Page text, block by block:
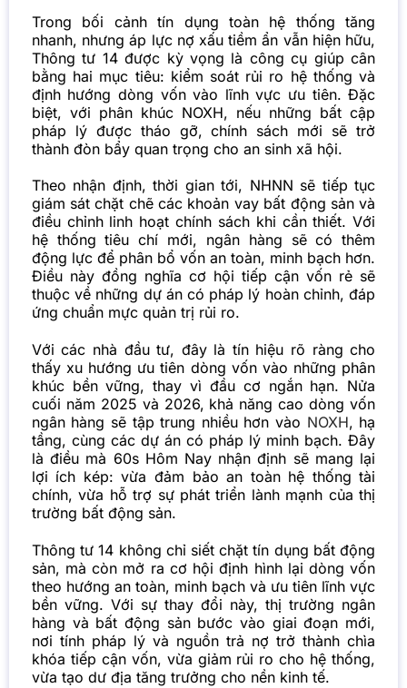
Trong bối cảnh tín dụng toàn hệ thống tăng
nhanh, nhưng áp lực nợ xấu tiềm ẩn vẫn hiện hữu,
Thông tư 14 được kỳ vọng là công cụ giúp cân
bằng hai mục tiêu: kiểm soát rủi ro hệ thống và
định hướng dòng vốn vào lĩnh vực ưu tiên. Đặc
biệt, với phân khúc NOXH, nếu những bất cập
pháp lý được tháo gỡ, chính sách mới sẽ trở
thành đòn bẩy quan trọng cho an sinh xã hội.
Theo nhận định, thời gian tới, NHNN sẽ tiếp tục
giám sát chặt chẽ các khoản vay bất động sản và
điều chỉnh linh hoạt chính sách khi cần thiết. Với
hệ thống tiêu chí mới, ngân hàng sẽ có thêm
động lực để phân bổ vốn an toàn, minh bạch hơn.
Điều này đồng nghĩa cơ hội tiếp cận vốn rẻ sẽ
thuộc về những dự án có pháp lý hoàn chỉnh, đáp
ứng chuẩn mực quản trị rủi ro.
Với các nhà đầu tư, đây là tín hiệu rõ ràng cho
thấy xu hướng ưu tiên dòng vốn vào những phân
khúc bền vững, thay vì đầu cơ ngắn hạn. Nửa
cuối năm 2025 và 2026, khả năng cao dòng vốn
ngân hàng sẽ tập trung nhiều hơn vào NOXH, hạ
tầng, cùng các dự án có pháp lý minh bạch. Đây
là điều mà 60s Hôm Nay nhận định sẽ mang lại
lợi ích kép: vừa đảm bảo an toàn hệ thống tài
chính, vừa hỗ trợ sự phát triển lành mạnh của thị
trường bất động sản.
Thông tư 14 không chỉ siết chặt tín dụng bất động
sản, mà còn mở ra cơ hội định hình lại dòng vốn
theo hướng an toàn, minh bạch và ưu tiên lĩnh vực
bền vững. Với sự thay đổi này, thị trường ngân
hàng và bất động sản bước vào giai đoạn mới,
nơi tính pháp lý và nguồn trả nợ trở thành chìa
khóa tiếp cận vốn, vừa giảm rủi ro cho hệ thống,
vừa tạo dư địa tăng trưởng cho nền kinh tế.